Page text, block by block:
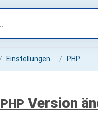
Einstellungen PHP
PHP Version